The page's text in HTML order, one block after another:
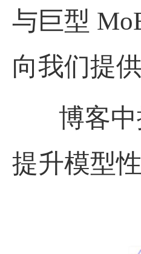
与巨型
向我们提
博客中
提升模型